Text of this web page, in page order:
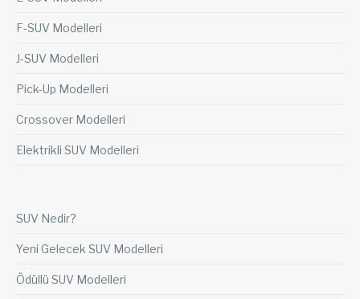
F-SUV Modelleri
J-SUV Modelleri
Pick-Up Modelleri
Crossover Modelleri
Elektrikli SUV Modelleri
SUV Nedir?
Yeni Gelecek SUV Modelleri
Ödüllü SUV Modelleri